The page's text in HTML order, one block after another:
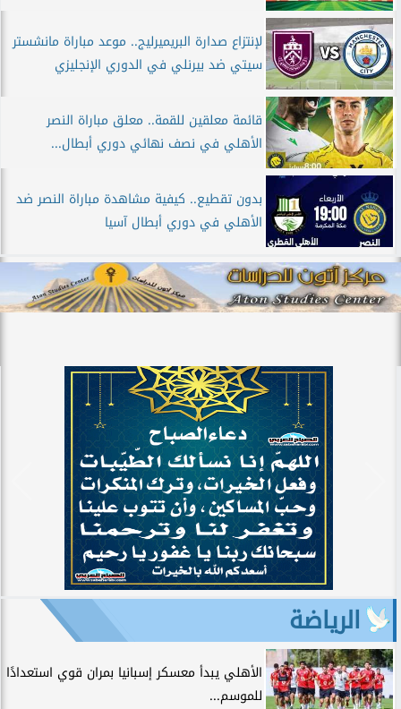
لإنتزاع صدارة البريميرليج.. موعد مباراة مانشستر
سيتي ضد بيرنلي في الدوري الإنجليزي
قائمة معلقين للقمة.. معلق مباراة النصر
الأهلي في نصف نهائي دوري أبطال...
بدون تقطيع.. كيفية مشاهدة مباراة النصر ضد
الأهلي في دوري أبطال آسيا
الرياضة
الأهلي يبدأ معسكر إسبانيا بمران قوي استعدادًا
للموسم...